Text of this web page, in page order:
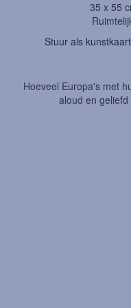
35 x 55
Stuur als
Hoeveel Europa's met
aloud en